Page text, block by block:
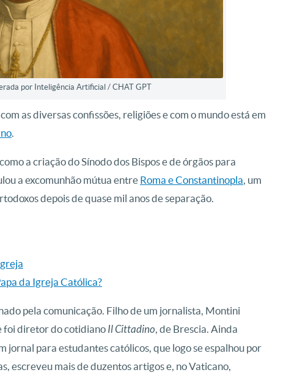
por Inteligência Artificial / CHAT GPT
as diversas confissões, religiões e com o mundo está em
.
a criação do Sínodo dos Bispos e de órgãos para
a excomunhão mútua entre Roma e Constantinopla, um
depois de quase mil anos de separação.
da Igreja Católica?
pela comunicação. Filho de um jornalista, Montini
foi diretor do cotidiano Il Cittadino, de Brescia. Ainda
jornal para estudantes católicos, que logo se espalhou por
escreveu mais de duzentos artigos e, no Vaticano,